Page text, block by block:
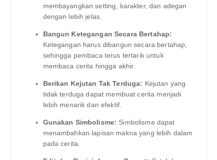
membayangkan setting, karakter, dan adegan
dengan lebih jelas.
Bangun Ketegangan Secara Bertahap:
Ketegangan harus dibangun secara bertahap,
sehingga pembaca terus tertarik untuk
membaca cerita hingga akhir.
Berikan Kejutan Tak Terduga: Kejutan yang
tidak terduga dapat membuat cerita menjadi
lebih menarik dan efektif.
Gunakan Simbolisme: Simbolisme dapat
menambahkan lapisan makna yang lebih dalam
pada cerita.